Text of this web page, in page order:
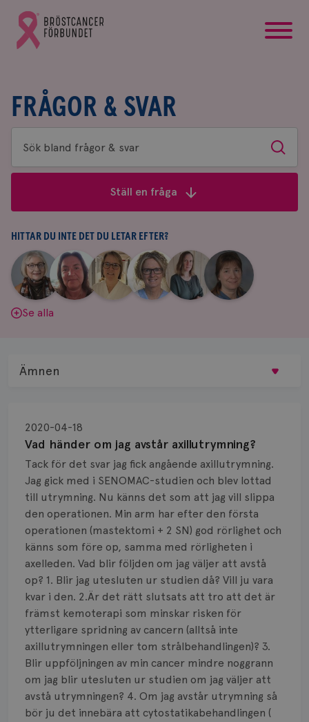
Gå
till
Bröstcancerförbundets
FRÅGOR & SVAR
Sök
bland
&
svar
Sök
Ställ en fråga
HITTAR DU INTE DET DU LETAR EFTER?
Aina
Johnsson
|
Anne
Andersson
Fredrika
Killander
|
Jeanette
Bäcklund
|
Maria
Edegran
|
Yvette
Andersson
Se alla
Vad händer om jag avstår axillutrymning?
2020-04-18
Tack för det svar jag fick angående axillutrymning.
Jag gick med i SENOMAC-studien och blev lottad
till utrymning. Nu känns det som att jag vill slippa
den operationen. Min arm har efter den första
operationen (mastektomi + 2 SN) god rörlighet och
känns som före op, samma med rörligheten i
axelleden. Vad blir följden om jag väljer att avstå
op? 1. Blir jag utesluten ur studien då? Vill ju vara
kvar i den. 2.Är det rätt slutsats att tro att det är
främst kemoterapi som minskar risken för
ytterligare spridning av cancern (alltså inte
axillutrymningen eller tom strålbehandlingen)? 3.
Blir uppföljningen av min cancer mindre noggrann
om jag blir utesluten ur studien om jag väljer att
avstå utrymningen? 4. Om jag avstår utrymning så
bör ju det innebära att cytostatikabehandlingen (
Ämnen
Biopsi
Biverkningar
Bröstvårta
Knöl
Läkemedel
Typ av bröstcancer
Smärta
Prognos
Risker
Spridd bröstcancer